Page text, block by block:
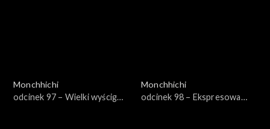
Monchhichi
odcinek 97 – Wielki wyścig
Monchhichi
odcinek 98 – Ekspresowa